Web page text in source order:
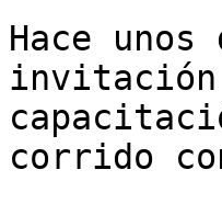
Hace
invitación
corrido